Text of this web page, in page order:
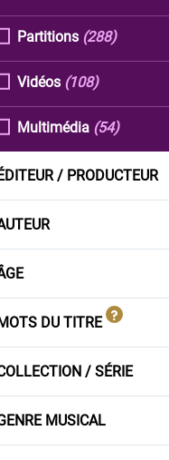
Partitions (288)
Vidéos (108)
Multimédia (54)
/ PRODUCTEUR
DU TITRE
/ SÉRIE
MUSICAL